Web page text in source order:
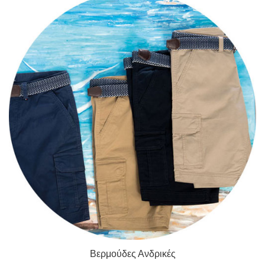
Βερμούδες Ανδρικές